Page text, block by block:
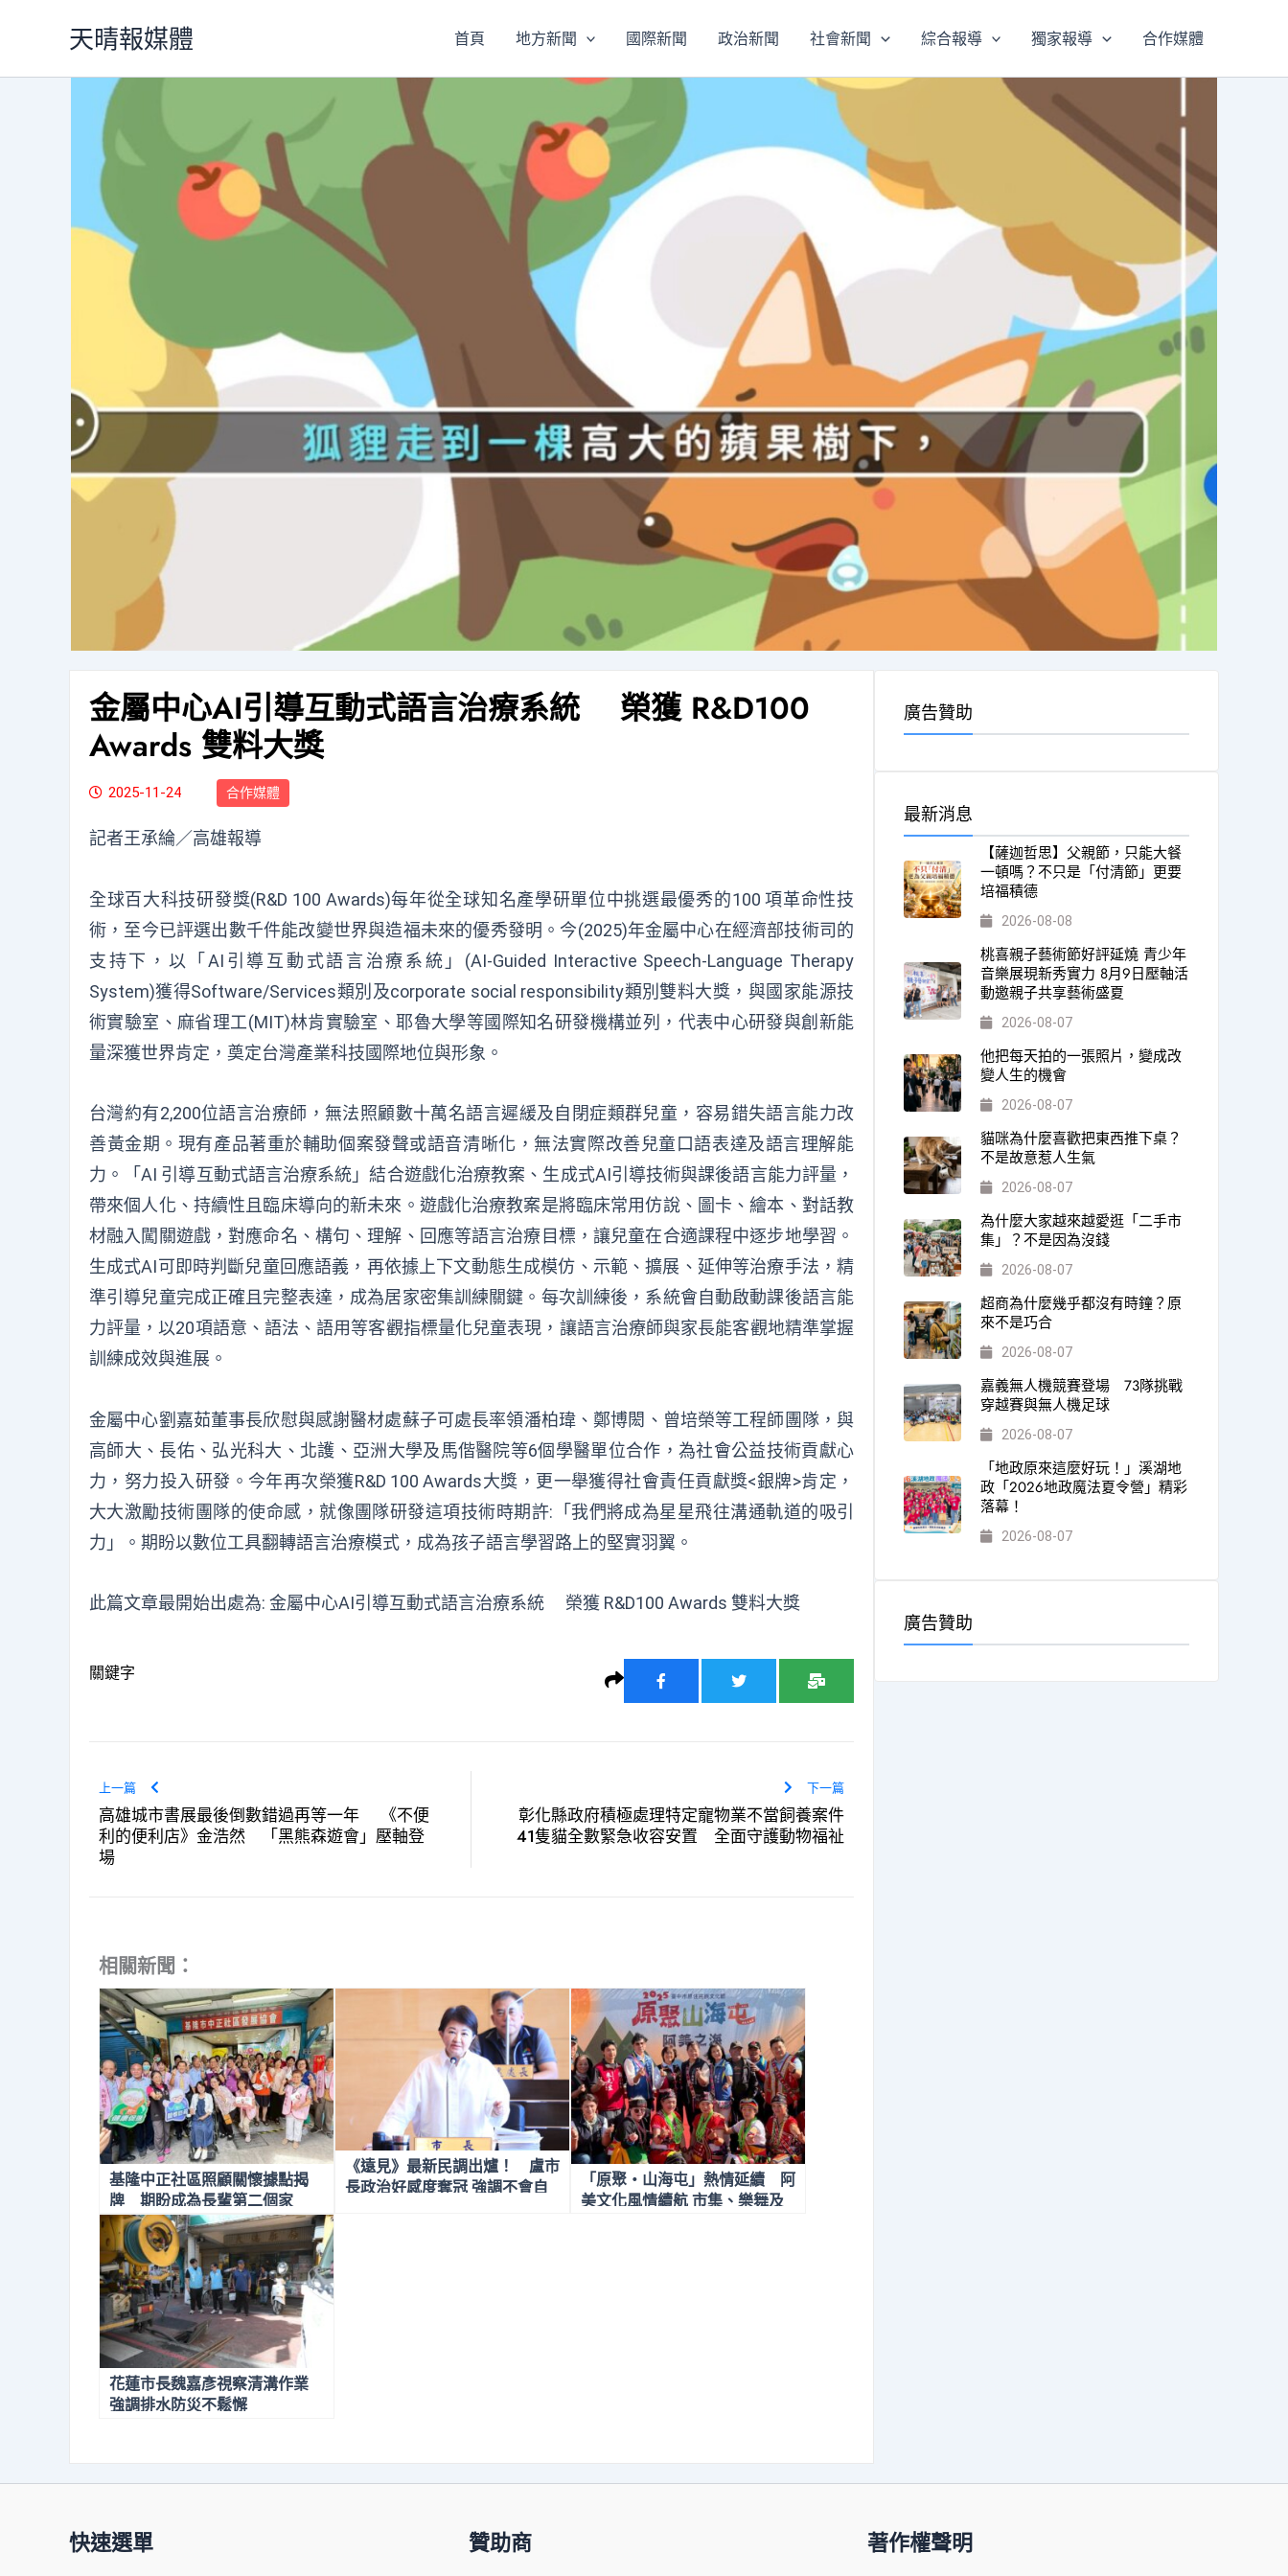
天晴報媒體 首頁 地方新聞 國際新聞 政治新聞 社會新聞 綜合報導 獨家報導 合作媒體
金屬中心AI引導互動式語言治療系統 榮獲 R&D100
Awards 雙料大獎
2025-11-24 合作媒體
記者王承綸／高雄報導
全球百大科技研發獎(R&D 100 Awards)每年從全球知名產學研單位中挑選最優秀的100 項革命性技
術 ，至今已評選出數千件能改變世界與造福未來的優秀發明 。 今(2025)年金屬中心在經濟部技術司的
支持下，以
「AI引導互動式語言治療系統 」 (AI-Guided Interactive Speech-Language Therapy
System)獲得Software/Services類別及corporate social responsibility類別雙料大獎 ， 與國家能源技
術實驗室、 麻省理工(MIT)林肯實驗室 、耶魯大學等國際知名研發機構並列， 代表中心研發與創新能
量深獲世界肯定 ，奠定台灣產業科技國際地位與形象。
台灣約有2,200位語言治療師，無法照顧數十萬名語言遲緩及自閉症類群兒童，容易錯失語言能力改
善黃金期。現有產品著重於輔助個案發聲或語音清晰化，無法實際改善兒童口語表達及語言理解能
力。「AI 引導互動式語言治療系統」結合遊戲化治療教案、生成式AI引導技術與課後語言能力評量，
帶來個人化、持續性且臨床導向的新未來。遊戲化治療教案是將臨床常用仿說、圖卡、繪本、對話教
材融入闖關遊戲，對應命名、構句、理解、回應等語言治療目標，讓兒童在合適課程中逐步地學習。
生成式AI可即時判斷兒童回應語義，再依據上下文動態生成模仿、示範、擴展、延伸等治療手法，精
準引導兒童完成正確且完整表達，成為居家密集訓練關鍵。每次訓練後，系統會自動啟動課後語言能
力評量，以20項語意、語法、語用等客觀指標量化兒童表現，讓語言治療師與家長能客觀地精準掌握
訓練成效與進展。
金屬中心劉嘉茹董事長欣慰與感謝醫材處蘇子可處長率領潘柏瑋、鄭博閎 、 曾培榮等工程師團隊，與
高師大、長佑、弘光科大、北護、亞洲大學及馬偕醫院等6個學醫單位合作 ，為社會公益技術貢獻心
力 ，努力投入研發 。 今年再次榮獲R&D 100 Awards大獎 ， 更一舉獲得社會責任貢獻獎<銀牌>肯定 ，
大大激勵技術團隊的使命感 ，就像團隊研發這項技術時期許: 「我們將成為星星飛往溝通軌道的吸引
力 」。期盼以數位工具翻轉語言治療模式，成為孩子語言學習路上的堅實羽翼 。
此篇文章最開始出處為: 金屬中心AI引導互動式語言治療系統 榮獲 R&D100 Awards 雙料大獎
關鍵字
上一篇
高雄城市書展最後倒數錯過再等一年 《不便
利的便利店》金浩然 「黑熊森遊會」壓軸登
場
下一篇
彰化縣政府積極處理特定寵物業不當飼養案件
41隻貓全數緊急收容安置 全面守護動物福祉
相關新聞：
基隆中正社區照顧關懷據點揭
牌 期盼成為長輩第二個家
《遠見》最新民調出爐！ 盧市
長政治好感度奪冠 強調不會自
「原聚・山海屯」熱情延續 阿
美文化風情續航 市集、樂舞及
花蓮市長魏嘉彥視察清溝作業
強調排水防災不鬆懈
廣告贊助
最新消息
【薩迦哲思】父親節，只能大餐
一頓嗎？不只是「付清節」更要
培福積德
2026-08-08
桃喜親子藝術節好評延燒 青少年
音樂展現新秀實力 8月9日壓軸活
動邀親子共享藝術盛夏
2026-08-07
他把每天拍的一張照片，變成改
變人生的機會
2026-08-07
貓咪為什麼喜歡把東西推下桌？
不是故意惹人生氣
2026-08-07
為什麼大家越來越愛逛「二手市
集」？不是因為沒錢
2026-08-07
超商為什麼幾乎都沒有時鐘？原
來不是巧合
2026-08-07
嘉義無人機競賽登場 73隊挑戰
穿越賽與無人機足球
2026-08-07
「地政原來這麼好玩！」溪湖地
政「2026地政魔法夏令營」精彩
落幕！
2026-08-07
廣告贊助
快速選單 贊助商 著作權聲明